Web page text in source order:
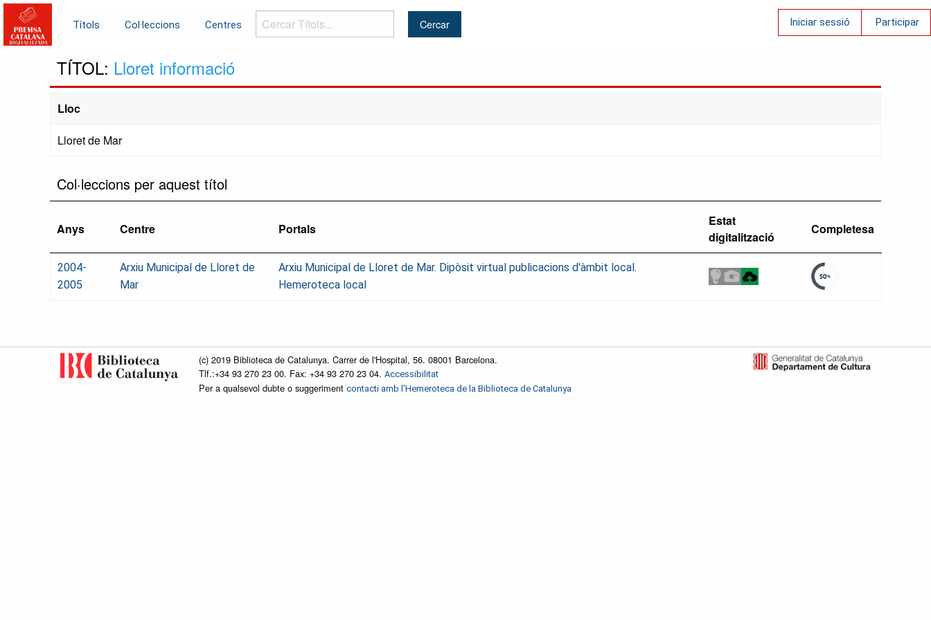
Títols Col·leccions Centres
Cercar
Títols...
Iniciar sessió Participar
TÍTOL: Lloret informació
Lloc
Lloret de Mar
Col·leccions per aquest títol
Anys Centre Portals
Estat
digitalització
Completesa
2004-
2005
Arxiu Municipal de Lloret de
Mar
Arxiu Municipal de Lloret de Mar. Dipòsit virtual publicacions d'àmbit local.
Hemeroteca local
(c) 2019 Biblioteca de Catalunya. Carrer de l'Hospital, 56. 08001 Barcelona.
Tlf.:+34 93 270 23 00. Fax: +34 93 270 23 04. Accessibilitat
Per a qualsevol dubte o suggeriment contacti amb l'Hemeroteca de la Biblioteca de Catalunya